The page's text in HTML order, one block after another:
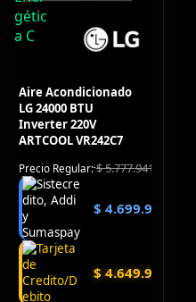
Aire Acondicionado
LG 24000 BTU
Inverter 220V
ARTCOOL VR242C7
Precio Regular:$5.777.941
$ 4.699.900
$ 4.649.900